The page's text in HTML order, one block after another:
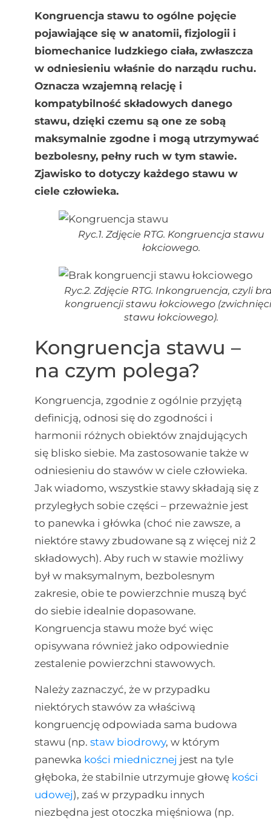
Kongruencja stawu to ogólne pojęcie
pojawiające się w anatomii, fizjologii i
biomechanice ludzkiego ciała, zwłaszcza
w odniesieniu właśnie do narządu ruchu.
Oznacza wzajemną relację i
kompatybilność składowych danego
stawu, dzięki czemu są one ze sobą
maksymalnie zgodne i mogą utrzymywać
bezbolesny, pełny ruch w tym stawie.
Zjawisko to dotyczy każdego stawu w
ciele człowieka.
Ryc.1. Zdjęcie RTG. Kongruencja stawu
łokciowego.
Ryc.2. Zdjęcie RTG. Inkongruencja, czyli
kongruencji stawu łokciowego
stawu łokciowego).
Kongruencja stawu –
na czym polega?
Kongruencja, zgodnie z ogólnie przyjętą
definicją, odnosi się do zgodności i
harmonii różnych obiektów znajdujących
się blisko siebie. Ma zastosowanie także w
odniesieniu do stawów w ciele człowieka.
Jak wiadomo, wszystkie stawy składają się z
przyległych sobie części – przeważnie jest
to panewka i główka (choć nie zawsze, a
niektóre stawy zbudowane są z więcej niż 2
składowych). Aby ruch w stawie możliwy
był w maksymalnym, bezbolesnym
zakresie, obie te powierzchnie muszą być
do siebie idealnie dopasowane.
Kongruencja stawu może być więc
opisywana również jako odpowiednie
zestalenie powierzchni stawowych.
Należy zaznaczyć, że w przypadku
niektórych stawów za właściwą
kongruencję odpowiada sama budowa
stawu (np. staw biodrowy, w którym
panewka kości miednicznej jest na tyle
głęboka, że stabilnie utrzymuje głowę kości
udowej), zaś w przypadku innych
niezbędna jest otoczka mięśniowa (np.